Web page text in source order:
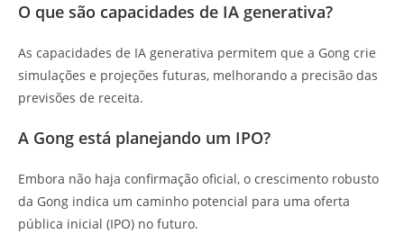
O que são capacidades de IA generativa?
As capacidades de IA generativa permitem que a Gong crie
simulações e projeções futuras, melhorando a precisão das
previsões de receita.
A Gong está planejando um IPO?
Embora não haja confirmação oficial, o crescimento robusto
da Gong indica um caminho potencial para uma oferta
pública inicial (IPO) no futuro.